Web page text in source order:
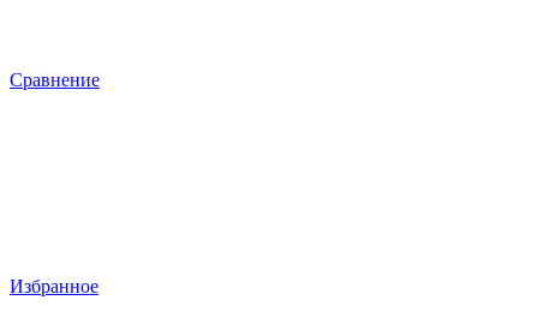
Сравнение
Избранное